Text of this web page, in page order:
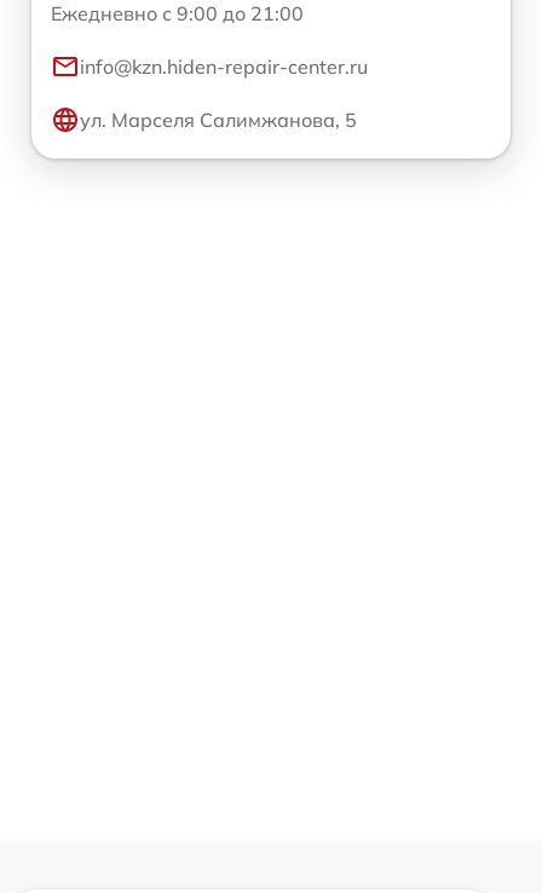
Ежедневно с 9:00 до 21:00
info@kzn.hiden-repair-center.ru
ул. Марселя Салимжанова, 5